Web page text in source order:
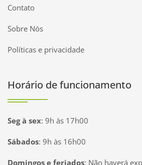
Contato
Sobre Nós
Políticas e privacidade
Horário de funcionamento
Seg à sex: 9h às 17h00
Sábados: 9h às 16h00
Domingos e feriados: Não haverá